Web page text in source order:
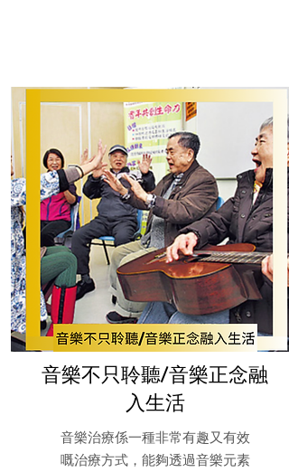
音樂不只聆聽/音樂正念融
入生活
音樂治療係一種非常有趣又有效
嘅治療方式，能夠透過音樂元素